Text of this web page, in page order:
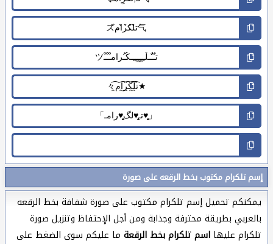
إسم تلكرام مكتوب بخط الرقعه على صورة
يمكنكم تحميل إسم تلكرام مكتوب على صورة شفافة بخط الرقعه
بالعربي بطريقة محترفة وجذابة ومن أجل الإحتفاظ وتنزيل صورة
تلكرام عليها اسم تلكرام بخط الرقعة ما عليكم سوى الضغط على